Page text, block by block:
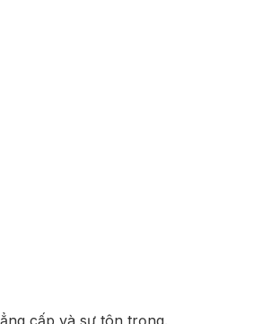
cấp và sự tôn trọng.